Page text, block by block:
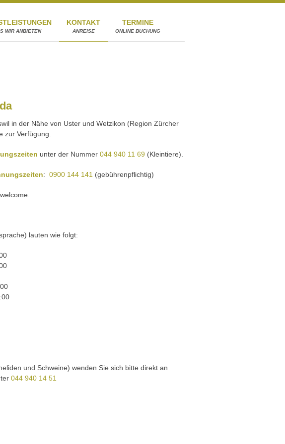
WIR ANBIETEN
KONTAKT
ANREISE
TERMINE
ONLINE BUCHUNG
in der Nähe von Uster und Wetzikon (Region Zürcher
zur Verfügung.
unter der Nummer 044 940 11 69 (Kleintiere).
: 0900 144 141 (gebührenpflichtig)
lauten wie folgt:
und Schweine) wenden Sie sich bitte direkt an
044 940 14 51